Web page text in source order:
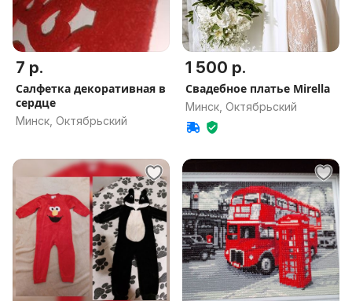
7 р.
Салфетка декоративная в
сердце
Минск, Октябрьский
1 500 р.
Свадебное платье Mirella
Минск, Октябрьский